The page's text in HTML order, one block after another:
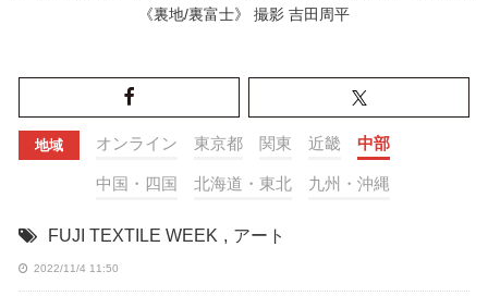
《裏地/裏富士》 撮影 吉田周平
地域 オンライン 東京都 関東 近畿 中部
中国・四国 北海道・東北 九州・沖縄
FUJI TEXTILE WEEK , アート
2022/11/4 11:50